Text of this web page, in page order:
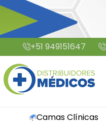
Saltar
al
contenido
+51 949151647
Camas Clínicas